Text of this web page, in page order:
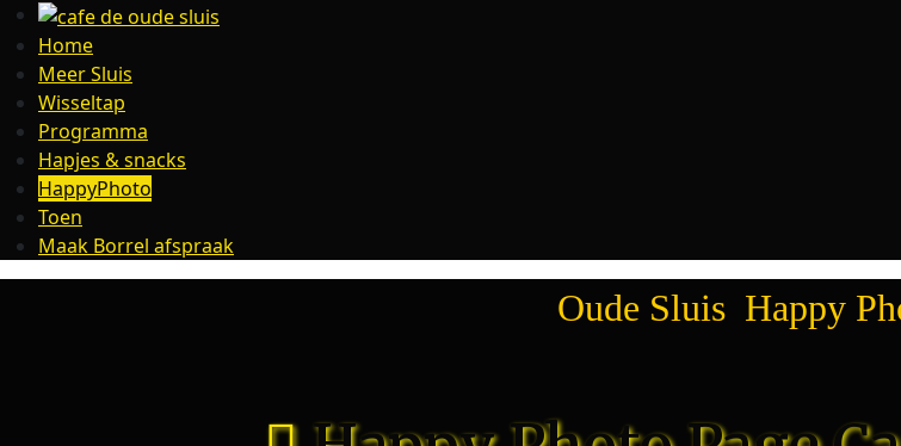
Home
Meer Sluis
Wisseltap
Programma
Hapjes & snacks
HappyPhoto
Toen
Maak Borrel afspraak
Oude Sluis Happy